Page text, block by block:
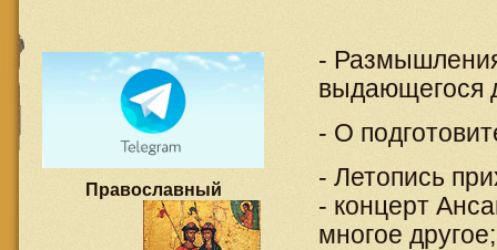
-
выдающегося
- О
- Летопись
- концерт
многое другое;
Православный